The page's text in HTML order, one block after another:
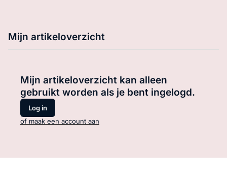
Mijn artikeloverzicht
Mijn artikeloverzicht kan alleen
gebruikt worden als je bent ingelogd.
Log in
of maak een account aan